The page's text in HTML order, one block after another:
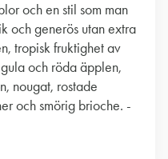
och en stil som man
och generös utan extra
tropisk fruktighet av
och röda äpplen,
nougat, rostade
och smörig brioche. -